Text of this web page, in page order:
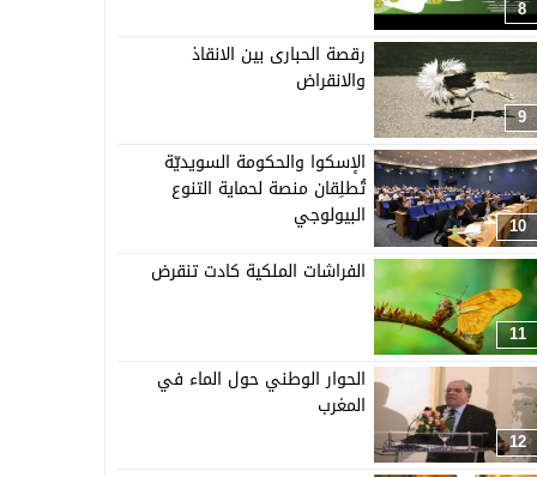
8
9
رقصة الحبارى بين الانقاذ
والانقراض
10
الإسكوا والحكومة السويديّة
تُطلِقان منصة لحماية التنوع
البيولوجي
11
الفراشات الملكية كادت تنقرض
12
الحوار الوطني حول الماء في
المغرب